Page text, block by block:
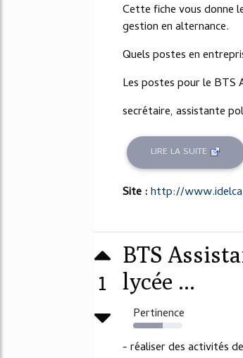
Cette fiche vous donne
gestion en alternance.
Quels postes en
Les postes pour le BTS
secrétaire, assistante
LIRE LA SUITE
Site :http://
1
BTS
lycée ...
Pertinence
60%
- réaliser des activités